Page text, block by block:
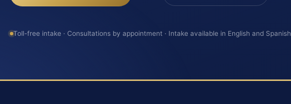
Toll-free intake · Consultations by appointment · Intake available in English and Spanish